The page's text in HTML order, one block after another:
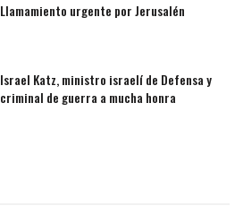
Llamamiento urgente por Jerusalén
Israel Katz, ministro israelí de Defensa y
criminal de guerra a mucha honra